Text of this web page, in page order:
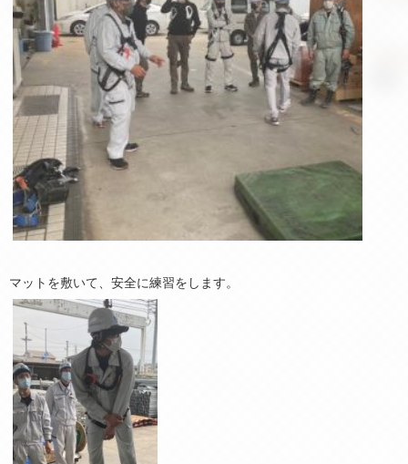
マットを敷いて、安全に練習をします。